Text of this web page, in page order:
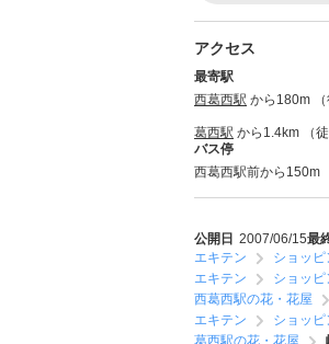
アクセス
最寄駅
西葛西駅 から180m （
葛西駅 から1.4km （徒
バス停
西葛西駅前から150m
公開日 2007/06/15最
エキテン
ショッピ
エキテン
ショッピ
西葛西駅の花・花屋
エキテン
ショッピ
葛西駅の花・花屋